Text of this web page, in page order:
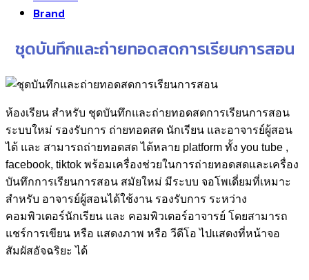
Brand
ชุดบันทึกและถ่ายทอดสดการเรียนการสอน
ห้องเรียน สำหรับ ชุดบันทึกและถ่ายทอดสดการเรียนการสอน
ระบบใหม่ รองรับการ ถ่ายทอดสด นักเรียน และอาจารย์ผู้สอน
ได้ และ สามารถถ่ายทอดสด ได้หลาย platform ทั้ง you tube ,
facebook, tiktok พร้อมเครื่องช่วยในการถ่ายทอดสดและเครื่อง
บันทึกการเรียนการสอน สมัยใหม่ มีระบบ จอโพเดี่ยมที่เหมาะ
สำหรับ อาจารย์ผู้สอนได้ใช้งาน รองรับการ ระหว่าง
คอมพิวเตอร์นักเรียน และ คอมพิวเตอร์อาจารย์ โดยสามารถ
แชร์การเขียน หรือ แสดงภาพ หรือ วีดีโอ ไปแสดงที่หน้าจอ
สัมผัสอัจฉริยะ ได้